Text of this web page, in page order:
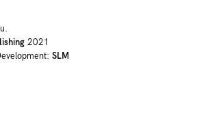
2021
SLM